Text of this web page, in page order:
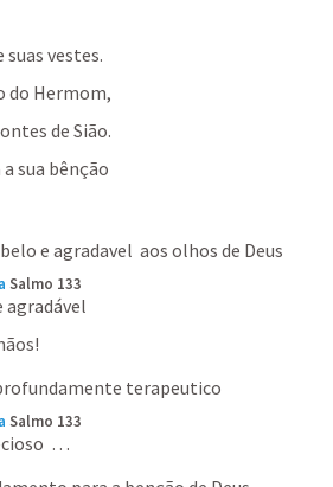
suas vestes.
do Hermom,
de Sião.
sua bênção
e agradavel  aos olhos de Deus
Salmo 133
agradável
terapeutico
Salmo 133
…